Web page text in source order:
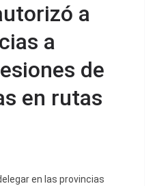
a
a
de
en rutas
en las provincias